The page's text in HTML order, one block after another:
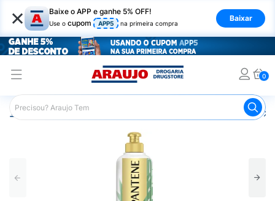
× Baixe o APP e ganhe 5% OFF!
Use o cupom APP5 na primeira compra
Baixar
0
Araujo Cabelo Creme para Pentear